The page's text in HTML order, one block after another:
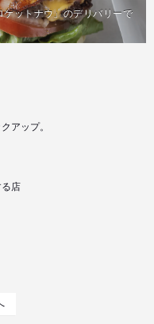
ットナウ」のデリバリーで
アップ。
店